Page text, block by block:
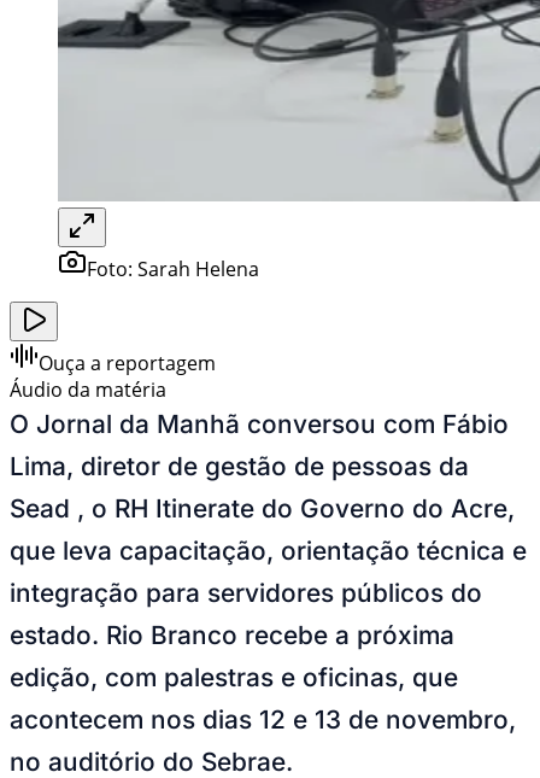
Foto: Sarah Helena
Ouça a reportagem
Áudio da matéria
O Jornal da Manhã conversou com Fábio
Lima, diretor de gestão de pessoas da
Sead , o RH Itinerate do Governo do Acre,
que leva capacitação, orientação técnica e
integração para servidores públicos do
estado. Rio Branco recebe a próxima
edição, com palestras e oficinas, que
acontecem nos dias 12 e 13 de novembro,
no auditório do Sebrae.